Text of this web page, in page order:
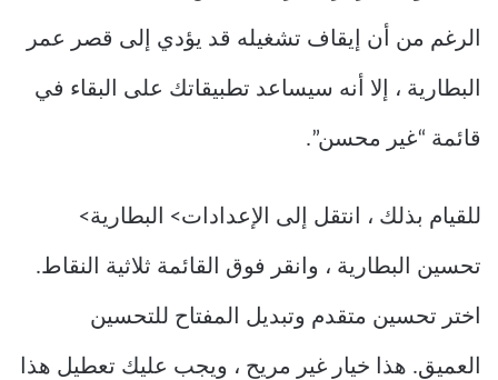
الرغم من أن إيقاف تشغيله قد يؤدي إلى قصر عمر
البطارية ، إلا أنه سيساعد تطبيقاتك على البقاء في
قائمة “غير محسن”.
للقيام بذلك ، انتقل إلى الإعدادات> البطارية>
تحسين البطارية ، وانقر فوق القائمة ثلاثية النقاط.
اختر تحسين متقدم وتبديل المفتاح للتحسين
العميق. هذا خيار غير مريح ، ويجب عليك تعطيل هذا